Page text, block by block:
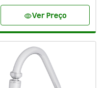
visibilityVer Preço